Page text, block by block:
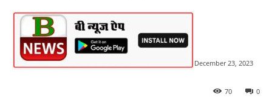
December 23, 2023
0
70